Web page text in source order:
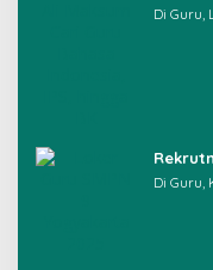
Di Guru,
Di Guru,